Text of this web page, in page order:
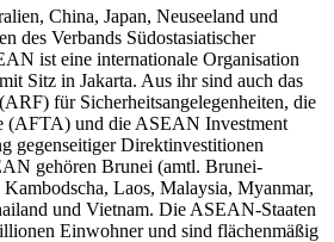
China, Japan, Neuseeland und
des Verbands Südostasiatischer
ist eine internationale Organisation
Sitz in Jakarta. Aus ihr sind auch das
für Sicherheitsangelegenheiten, die
(AFTA) und die ASEAN Investment
gegenseitiger Direktinvestitionen
gehören Brunei (amtl. Brunei-
Laos, Malaysia, Myanmar,
und Vietnam. Die ASEAN-Staaten
Einwohner und sind flächenmäßig